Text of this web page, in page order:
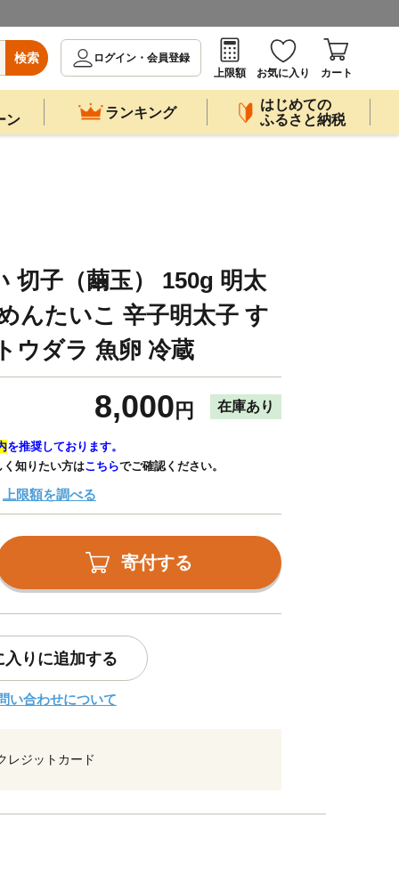
検索
ログイン・会員登録
上限額
お気に入り カート
ン ランキング
はじめての
ふるさと納税
切子（繭玉） 150g 明太
んたいこ 辛子明太子 す
ウダラ 魚卵 冷蔵
8,000 円 在庫あり
を推奨しております。
知りたい方はこちらでご確認ください。
上限額を調べる
寄付する
入りに追加する
い合わせについて
レジットカード